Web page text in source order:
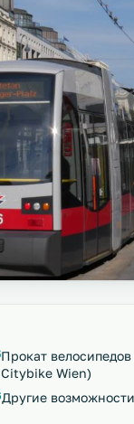
Прокат
Citybike Wien)
Другие